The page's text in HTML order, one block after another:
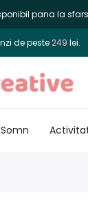
pana la
de peste249 lei.